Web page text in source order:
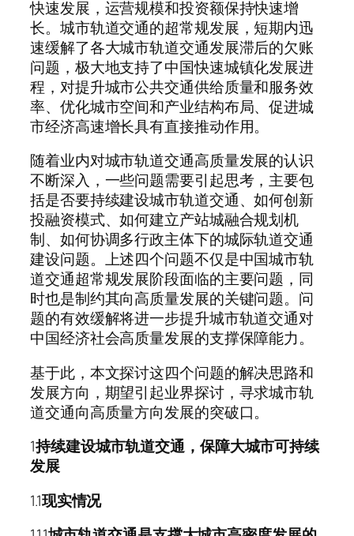
快速发展，运营规模和投资额保持快速增
长。城市轨道交通的超常规发展，短期内迅
速缓解了各大城市轨道交通发展滞后的欠账
问题，极大地支持了中国快速城镇化发展进
程，对提升城市公共交通供给质量和服务效
率、优化城市空间和产业结构布局、促进城
市经济高速增长具有直接推动作用。
随着业内对城市轨道交通高质量发展的认识
不断深入，一些问题需要引起思考，主要包
括是否要持续建设城市轨道交通、如何创新
投融资模式、如何建立产站城融合规划机
制、如何协调多行政主体下的城际轨道交通
建设问题。上述四个问题不仅是中国城市轨
道交通超常规发展阶段面临的主要问题，同
时也是制约其向高质量发展的关键问题。问
题的有效缓解将进一步提升城市轨道交通对
中国经济社会高质量发展的支撑保障能力。
基于此，本文探讨这四个问题的解决思路和
发展方向，期望引起业界探讨，寻求城市轨
道交通向高质量方向发展的突破口。
1持续建设城市轨道交通，保障大城市可持续
发展
1.1现实情况